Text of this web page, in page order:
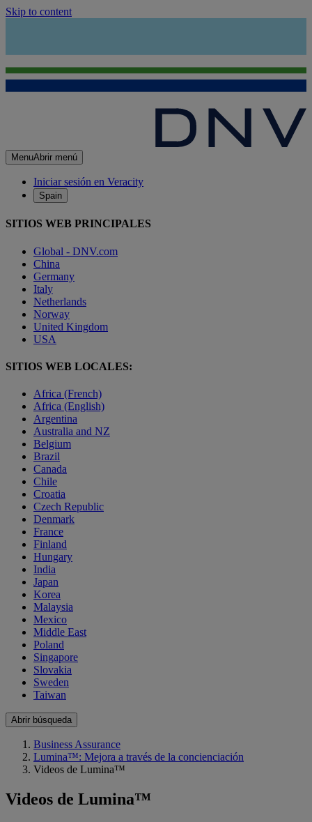
Skip to content
MenuAbrir menú
Iniciar sesión en Veracity
Spain
SITIOS WEB PRINCIPALES
Global - DNV.com
China
Germany
Italy
Netherlands
Norway
United Kingdom
USA
SITIOS WEB LOCALES:
Africa (French)
Africa (English)
Argentina
Australia and NZ
Belgium
Brazil
Canada
Chile
Croatia
Czech Republic
Denmark
France
Finland
Hungary
India
Japan
Korea
Malaysia
Mexico
Middle East
Poland
Singapore
Slovakia
Sweden
Taiwan
Abrir búsqueda
Business Assurance
Lumina™: Mejora a través de la concienciación
Videos de Lumina™
Videos de Lumina™